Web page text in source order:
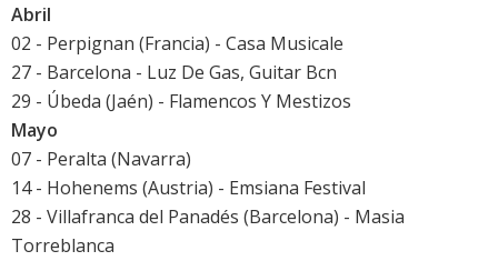
Abril
02 - Perpignan (Francia) - Casa Musicale
27 - Barcelona - Luz De Gas, Guitar Bcn
29 - Úbeda (Jaén) - Flamencos Y Mestizos
Mayo
07 - Peralta (Navarra)
14 - Hohenems (Austria) - Emsiana Festival
28 - Villafranca del Panadés (Barcelona) - Masia
Torreblanca